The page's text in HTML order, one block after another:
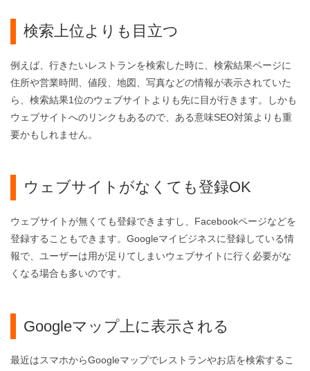
検索上位よりも目立つ
例えば、行きたいレストランを検索した時に、検索結果ページに
住所や営業時間、値段、地図、写真などの情報が表示されていた
ら、検索結果1位のウェブサイトよりも先に目が行きます。しかも
ウェブサイトへのリンクもあるので、ある意味SEO対策よりも重
要かもしれません。
ウェブサイトがなくても登録OK
ウェブサイトが無くても登録できますし、Facebookページなどを
登録することもできます。 Googleマイビジネスに登録している情
報で、ユーザーは用が足りてしまいウェブサイトに行く必要がな
くなる場合も多いのです。
Googleマップ上に表示される
最近はスマホからGoogleマップでレストランやお店を検索するこ